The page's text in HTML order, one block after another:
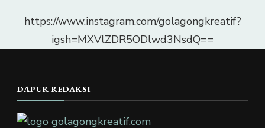
https://www.instagram.com/golagongkreatif?
igsh=MXVlZDR5ODlwd3NsdQ==
DAPUR REDAKSI